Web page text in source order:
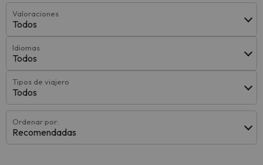
Valoraciones
Todos
Idiomas
Todos
Tipos de viajero
Todos
Ordenar por:
Recomendadas